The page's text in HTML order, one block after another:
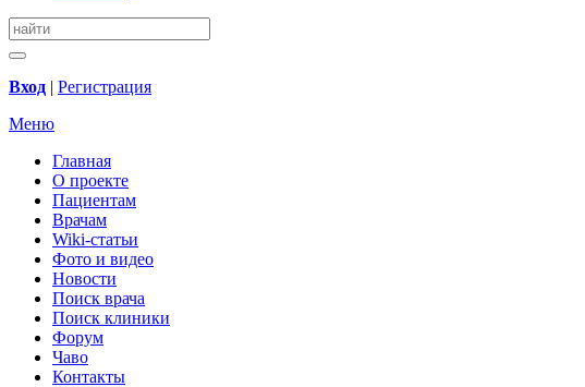
Вход | Регистрация
Меню
Главная
О проекте
Пациентам
Врачам
Wiki-статьи
Фото и видео
Новости
Поиск врача
Поиск клиники
Форум
Чаво
Контакты